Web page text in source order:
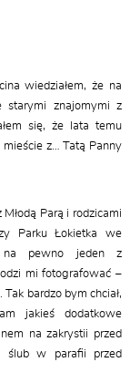
wiedziałem, że na
starymi znajomymi z
się, że lata temu
z… Tatą Panny
Parą i rodzicami
Parku Łokietka we
na pewno jeden z
mi fotografować –
bardzo bym chciał,
jakieś dodatkowe
na zakrystii przed
ślub w parafii przed